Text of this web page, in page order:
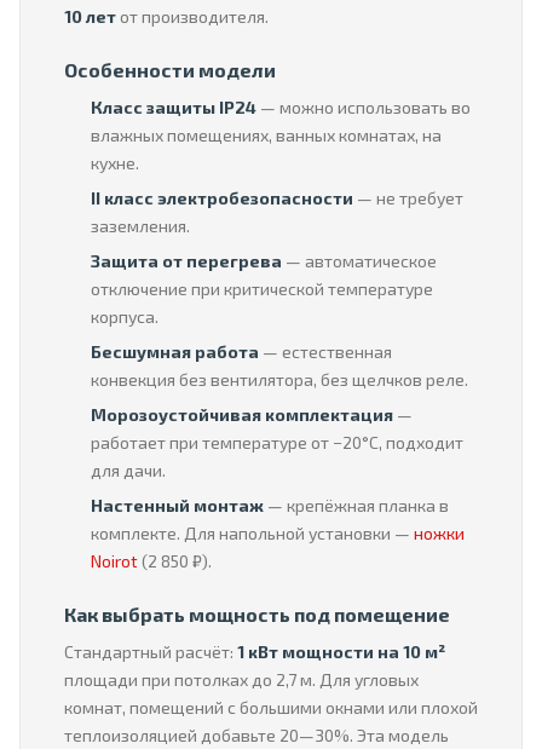
10 летот производителя.
Особенности модели
Класс защиты IP24 — можно использовать во
влажных помещениях, ванных комнатах, на
кухне.
II класс электробезопасности — не требует
заземления.
Защита от перегрева — автоматическое
отключение при критической температуре
корпуса.
Бесшумная работа — естественная
конвекция без вентилятора, без щелчков реле.
Морозоустойчивая комплектация —
работает при температуре от −20°C, подходит
для дачи.
Настенный монтаж — крепёжная планка в
комплекте. Для напольной установки — ножки
Noirot(2 850 ₽).
Как выбрать мощность под помещение
Стандартный расчёт: 1 кВт мощности на 10 м²
площади при потолках до 2,7 м. Для угловых
комнат, помещений с большими окнами или плохой
теплоизоляцией добавьте 20—30%. Эта модель